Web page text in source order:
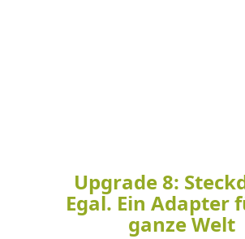
Upgrade 8:
Egal. Ein Adapter
ganze Welt